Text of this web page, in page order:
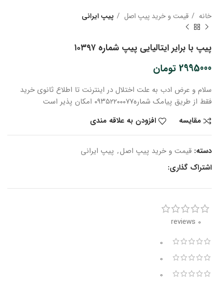
خانه قیمت و خرید پیپ اصل پیپ ایرانی
پیپ با برایر ایتالیایی پیپ شماره ۱۰۳۹۷
2995000 تومان
سلام و عرض ادب به علت اختلال در اینترنت تا اطلاع ثانوی خرید
فقط از طریق پیامک شماره۰۹۳۵۲۲۰۰۰۷۷ امکان پذیر است
مقایسه
افزودن به علاقه مندی
دسته: قیمت و خرید پیپ اصل, پیپ ایرانی
اشتراک گذاری:
0 reviews
0
0
0